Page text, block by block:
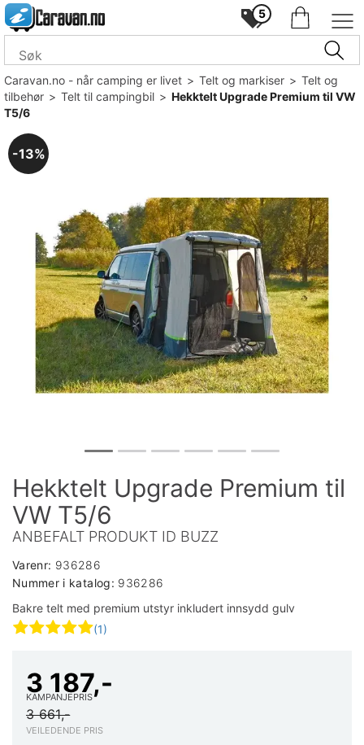
5
Caravan.no - når camping er livet>Telt og markiser>Telt og
tilbehør>Telt til campingbil>Hekktelt Upgrade Premium til VW
T5/6
13%
Hekktelt Upgrade Premium til
VW T5/6
ANBEFALT PRODUKT ID BUZZ
Varenr: 936286
Nummer i katalog: 936286
Bakre telt med premium utstyr inkludert innsydd gulv
(1)
3 187,-
KAMPANJEPRIS
3 661,-
VEILEDENDE PRIS